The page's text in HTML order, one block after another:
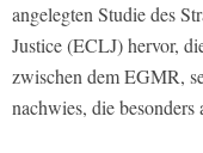
angelegten Studie des
Justice (ECLJ) hervor,
zwischen dem EGMR,
nachwies, die